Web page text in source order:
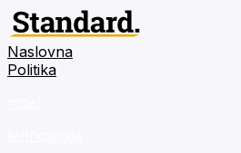
Naslovna
Politika